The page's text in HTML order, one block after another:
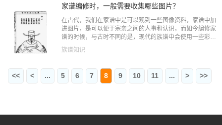
家谱编修时，一般需要收集哪些图片？
在古代，我们在家谱中是可以观到一些图像资料，家谱中加
进图片，是可以便于宗亲之间的人事和认识，而如今编修家
谱的时候，与古时不同的是，现代的族谱中会使用一些彩色
的图片，虽然家谱主要还是以文字内容为主，但是图片资料
也是有必要的，那...
族谱知识
<< < ... 5 6 7 8 9 10 11 ... > >>